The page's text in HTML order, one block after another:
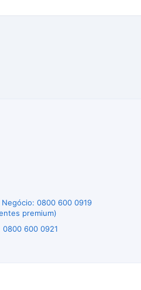
0800 600 0919
premium)
0800 600 0921